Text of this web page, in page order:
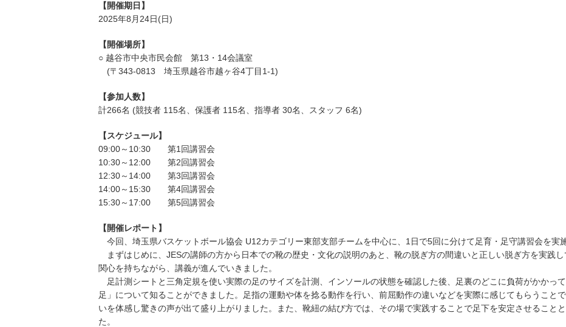
【開催期日】
2025年8月24日(日)
【開催場所】
○ 越谷市中央市民会館 第13・14会議室
(〒343-0813 埼玉県越谷市越ヶ谷4丁目1-1)
【参加人数】
計266名 (競技者 115名、保護者 115名、指導者 30名、スタッフ 6名)
【スケジュール】
09:00～10:30 第1回講習会
10:30～12:00 第2回講習会
12:30～14:00 第3回講習会
14:00～15:30 第4回講習会
15:30～17:00 第5回講習会
【開催レポート】
今回、埼玉県バスケットボール協会 U12カテゴリー東部支部チームを中心に、1日で5回に分けて足育・足守講習会を実
まずはじめに、JESの講師の方から日本での靴の歴史・文化の説明のあと、靴の脱ぎ方の間違いと正しい脱ぎ方を実践
関心を持ちながら、講義が進んでいきました。
足計測シートと三角定規を使い実際の足のサイズを計測、インソールの状態を確認した後、足裏のどこに負荷がかかっ
足」について知ることができました。足指の運動や体を捻る動作を行い、前屈動作の違いなどを実際に感じてもらうこと
いを体感し驚きの声が出て盛り上がりました。また、靴紐の結び方では、その場で実践することで足下を安定させること
た。